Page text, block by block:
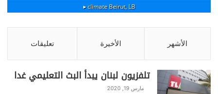
Beirut, LB
climate ▸
الأشهر الأخيرة تعليقات
تلفزيون لبنان يبدأ البث التعليمي غدا
مارس 19, 2020